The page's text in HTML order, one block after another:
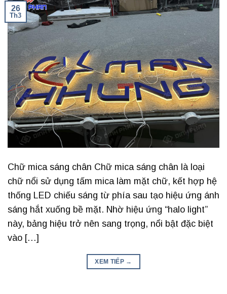
26
Th3
Chữ mica sáng chân Chữ mica sáng chân là loại
chữ nổi sử dụng tấm mica làm mặt chữ, kết hợp hệ
thống LED chiếu sáng từ phía sau tạo hiệu ứng ánh
sáng hắt xuống bề mặt. Nhờ hiệu ứng “halo light”
này, bảng hiệu trở nên sang trọng, nổi bật đặc biệt
vào […]
XEM TIẾP →